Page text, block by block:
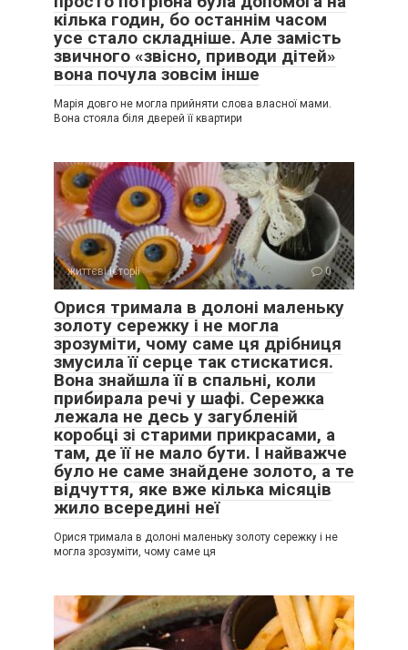
кілька годин, бо останнім часом
усе стало складніше. Але замість
звичного «звісно, приводи дітей»
вона почула зовсім інше
Марія довго не могла прийняти слова власної мами.
Вона стояла біля дверей її квартири
життєві історії 0
Орися тримала в долоні маленьку
золоту сережку і не могла
зрозуміти, чому саме ця дрібниця
змусила її серце так стискатися.
Вона знайшла її в спальні, коли
прибирала речі у шафі. Сережка
лежала не десь у загубленій
коробці зі старими прикрасами, а
там, де її не мало бути. І найважче
було не саме знайдене золото, а те
відчуття, яке вже кілька місяців
жило всередині неї
Орися тримала в долоні маленьку золоту сережку і не
могла зрозуміти, чому саме ця